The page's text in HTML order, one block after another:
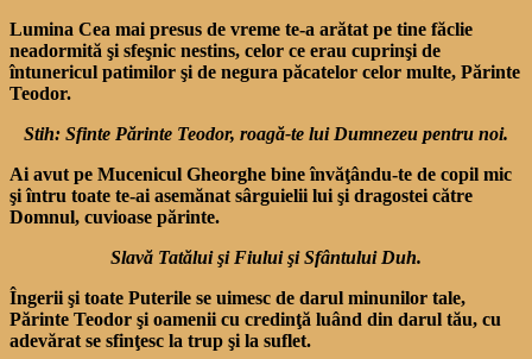
Lumina Cea mai presus de vreme te-a arătat pe tine făclie
neadormită şi sfeşnic nestins, celor ce erau cuprinşi de
întunericul patimilor şi de negura păcatelor celor multe, Părinte
Teodor.
Stih: Sfinte Părinte Teodor, roagă-te lui Dumnezeu pentru noi.
Ai avut pe Mucenicul Gheorghe bine învăţându-te de copil mic
şi întru toate te-ai asemănat sârguielii lui şi dragostei către
Domnul, cuvioase părinte.
Slavă Tatălui şi Fiului şi Sfântului Duh.
Îngerii şi toate Puterile se uimesc de darul minunilor tale,
Părinte Teodor şi oamenii cu credinţă luând din darul tău, cu
adevărat se sfinţesc la trup şi la suflet.